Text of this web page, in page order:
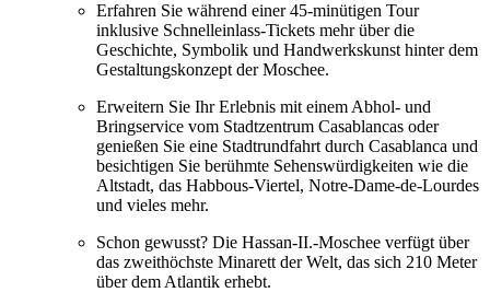
Erfahren Sie während einer 45-minütigen Tour
inklusive Schnelleinlass-Tickets mehr über die
Geschichte, Symbolik und Handwerkskunst hinter dem
Gestaltungskonzept der Moschee.
Erweitern Sie Ihr Erlebnis mit einem Abhol- und
Bringservice vom Stadtzentrum Casablancas oder
genießen Sie eine Stadtrundfahrt durch Casablanca und
besichtigen Sie berühmte Sehenswürdigkeiten wie die
Altstadt, das Habbous-Viertel, Notre-Dame-de-Lourdes
und vieles mehr.
Schon gewusst? Die Hassan-II.-Moschee verfügt über
das zweithöchste Minarett der Welt, das sich 210 Meter
über dem Atlantik erhebt.